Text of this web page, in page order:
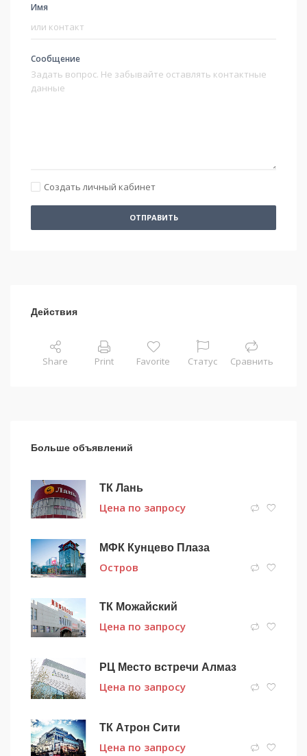
Имя
Сообщение
Создать личный кабинет
ОТПРАВИТЬ
Действия
Share Print Favorite Статус Сравнить
Больше объявлений
ТК Лань
Цена по запросу
МФК Кунцево Плаза
Остров
ТК Можайский
Цена по запросу
РЦ Место встречи Алмаз
Цена по запросу
ТК Атрон Сити
Цена по запросу